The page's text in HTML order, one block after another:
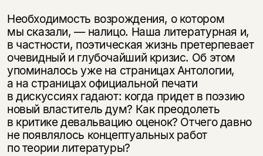
Необходимость возрождения, о котором
мы сказали, — налицо. Наша литературная и,
в частности, поэтическая жизнь претерпевает
очевидный и глубочайший кризис. Об этом
упоминалось уже на страницах Антологии,
а на страницах официальной печати
в дискуссиях гадают: когда придет в поэзию
новый властитель дум? Как преодолеть
в критике девальвацию оценок? Отчего давно
не появлялось концептуальных работ
по теории литературы?